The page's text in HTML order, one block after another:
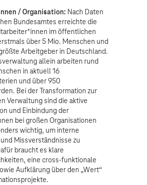
/ Organisation: Nach Daten
Bundesamtes erreichte die
im öffentlichen
über 5 Mio. Menschen und
Arbeitgeber in Deutschland.
allein arbeiten rund
in aktuell 16
und über 950
Bei der Transformation zur
Verwaltung sind die aktive
und Einbindung der
bei großen Organisationen
wichtig, um interne
Missverständnisse zu
braucht es klare
eine cross-funktionale
Aufklärung über den „Wert“